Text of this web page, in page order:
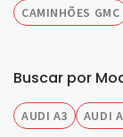
CAMINHÕES GMC
Buscar por
AUDI A3 AUDI